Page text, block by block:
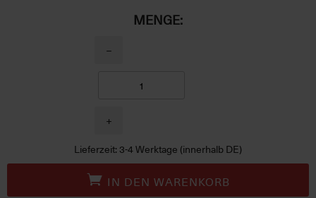
MENGE:
−
+
Lieferzeit: 3-4 Werktage (innerhalb DE)
IN DEN WARENKORB